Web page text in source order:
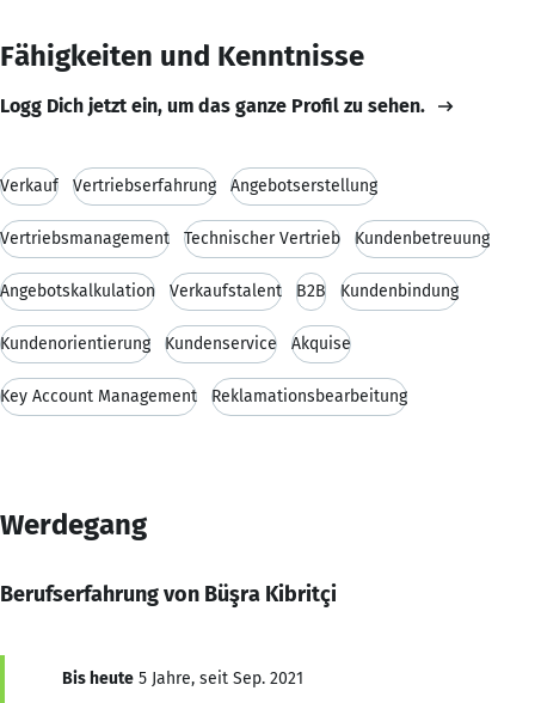
Fähigkeiten und Kenntnisse
Logg Dich jetzt ein, um das ganze Profil zu sehen.
Verkauf Vertriebserfahrung Angebotserstellung
Vertriebsmanagement Technischer Vertrieb Kundenbetreuung
Angebotskalkulation Verkaufstalent B2B Kundenbindung
Kundenorientierung Kundenservice Akquise
Key Account Management Reklamationsbearbeitung
Werdegang
Berufserfahrung von Büşra Kibritçi
Bis heute 5 Jahre, seit Sep. 2021